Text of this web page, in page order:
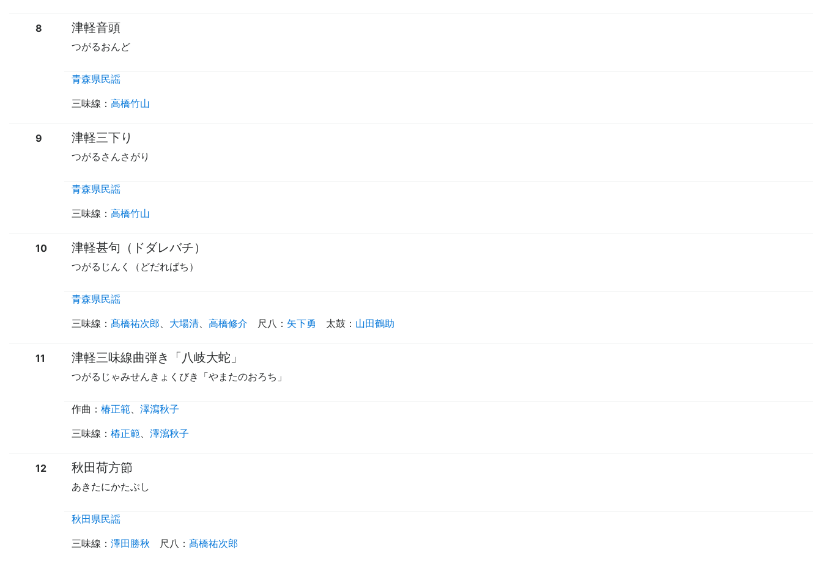
8 津軽音頭
つがるおんど
青森県民謡
三味線 ： 高橋竹山
9 津軽三下り
つがるさんさがり
青森県民謡
三味線 ： 高橋竹山
10 津軽甚句（ドダレバチ）
つがるじんく（どだればち）
青森県民謡
三味線 ： 髙橋祐次郎 大場清 高橋修介 尺八 ： 矢下勇 太鼓 ： 山田鶴助
11 津軽三味線曲弾き「八岐大蛇」
つがるじゃみせんきょくびき「やまたのおろち」
作曲： 椿正範
澤瀉秋子
三味線 ： 椿正範 澤瀉秋子
12 秋田荷方節
あきたにかたぶし
秋田県民謡
三味線 ： 澤田勝秋 尺八 ： 髙橋祐次郎